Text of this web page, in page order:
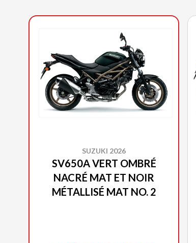
SUZUKI 2026
SV650A VERT OMBRÉ
NACRÉ MAT ET NOIR
MÉTALLISÉ MAT NO. 2